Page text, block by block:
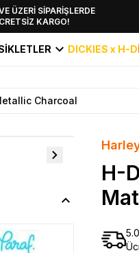
ÜZERİ SİPARİŞLERDE
KARGO!
KOLEKSİYONU EKLENDİ,
KEŞFET!
DICKIES x H-D
Charcoal
H-